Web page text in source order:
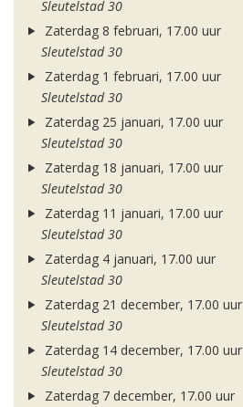
Sleutelstad 30
Zaterdag 8 februari, 17.00 uur
Sleutelstad 30
Zaterdag 1 februari, 17.00 uur
Sleutelstad 30
Zaterdag 25 januari, 17.00 uur
Sleutelstad 30
Zaterdag 18 januari, 17.00 uur
Sleutelstad 30
Zaterdag 11 januari, 17.00 uur
Sleutelstad 30
Zaterdag 4 januari, 17.00 uur
Sleutelstad 30
Zaterdag 21 december, 17.00 uur
Sleutelstad 30
Zaterdag 14 december, 17.00 uur
Sleutelstad 30
Zaterdag 7 december, 17.00 uur